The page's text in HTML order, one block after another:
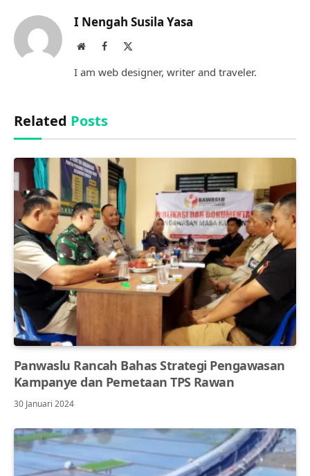
I Nengah Susila Yasa
WebsiteFacebook
I am web designer, writer and traveler.
Related Posts
Panwaslu Rancah Bahas Strategi Pengawasan
Kampanye dan Pemetaan TPS Rawan
30 Januari 2024